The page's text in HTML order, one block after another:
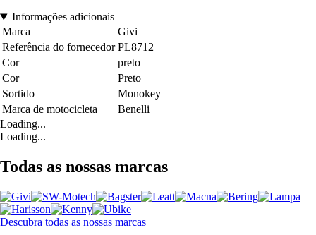
Informações adicionais
Marca
Givi
Referência do fornecedor PL8712
Cor
preto
Cor
Preto
Sortido
Monokey
Marca de motocicleta
Benelli
Loading...
Loading...
Todas as nossas marcas
Descubra todas as nossas marcas